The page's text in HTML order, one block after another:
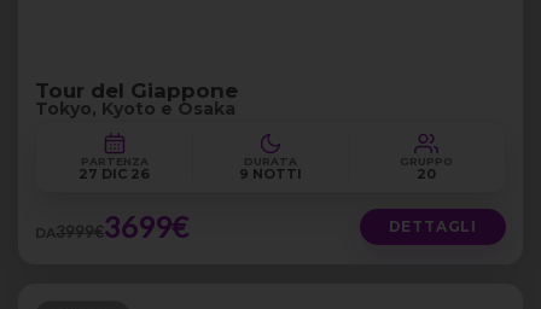
Tour del Giappone
Tokyo, Kyoto e Osaka
PARTENZA
27 DIC 26
DURATA
9 NOTTI
GRUPPO
20
DA3999€3699€ DETTAGLI